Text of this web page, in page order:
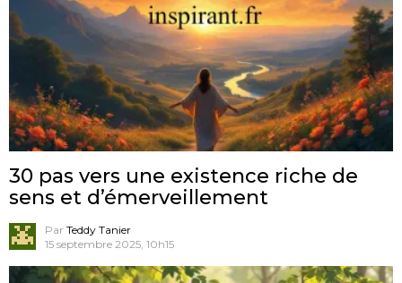
30 pas vers une existence riche de
sens et d’émerveillement
Par Teddy Tanier
15 septembre 2025, 10h15